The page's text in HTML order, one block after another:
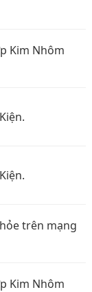
Kim Nhôm
trên mạng
Kim Nhôm